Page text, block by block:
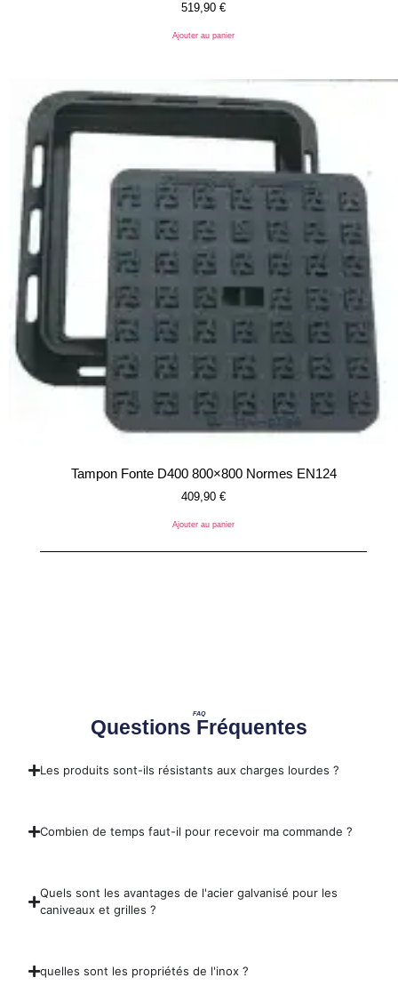
519,90 €
Ajouter au panier
Tampon Fonte D400 800×800 Normes EN124
409,90 €
Ajouter au panier
FAQ
Questions Fréquentes
Les produits sont-ils résistants aux charges lourdes ?
Combien de temps faut-il pour recevoir ma commande ?
Quels sont les avantages de l'acier galvanisé pour les
caniveaux et grilles ?
quelles sont les propriétés de l'inox ?